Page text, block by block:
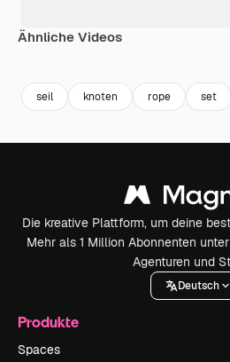
Ähnliche Videos
seil knoten rope set
Die kreative Plattform, um deine
Mehr als 1 Million Abonnenten
Agenturen und
Deutsch
Produkte
Spaces